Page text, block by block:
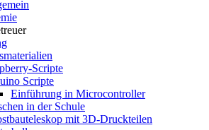
Scripte
Scripte
Einführung in Microcontroller
in der Schule
mit 3D-Druckteilen